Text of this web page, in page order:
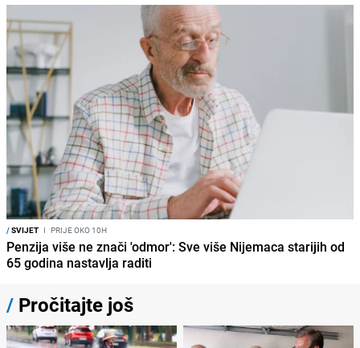
/SVIJET I PRIJE OKO 10H
Penzija više ne znači 'odmor': Sve više Nijemaca starijih od
65 godina nastavlja raditi
/ Pročitajte još